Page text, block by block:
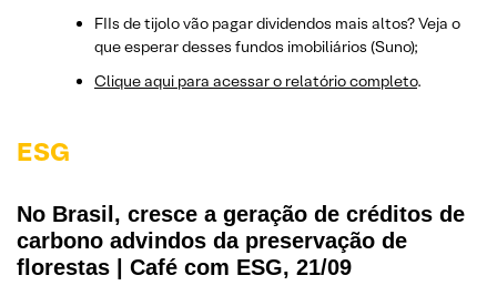
FIIs de tijolo vão pagar dividendos mais altos? Veja o
que esperar desses fundos imobiliários (Suno);
Clique aqui para acessar o relatório completo.
ESG
No Brasil, cresce a geração de créditos de
carbono advindos da preservação de
florestas | Café com ESG, 21/09